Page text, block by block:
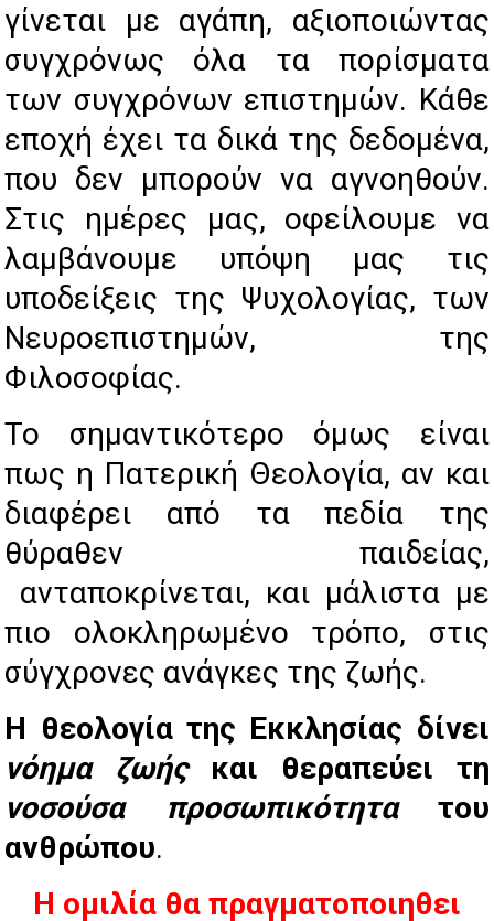
γίνεται με αγάπη, αξιοποιώντας
συγχρόνως όλα τα πορίσματα
των συγχρόνων επιστημών. Κάθε
εποχή έχει τα δικά της δεδομένα,
που δεν μπορούν να αγνοηθούν.
Στις ημέρες μας, οφείλουμε να
λαμβάνουμε υπόψη μας τις
υποδείξεις της Ψυχολογίας, των
Νευροεπιστημών, της
Φιλοσοφίας.
Το σημαντικότερο όμως είναι
πως η Πατερική Θεολογία, αν και
διαφέρει από τα πεδία της
θύραθεν παιδείας,
ανταποκρίνεται, και μάλιστα με
πιο ολοκληρωμένο τρόπο, στις
σύγχρονες ανάγκες της ζωής.
Η θεολογία της Εκκλησίας δίνει
νόημα ζωής και θεραπεύει τη
νοσούσα προσωπικότητα του
ανθρώπου.
Η ομιλία θα πραγματοποιηθει